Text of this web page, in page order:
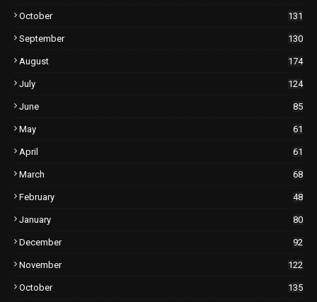
October 131
September 130
August 174
July 124
June 85
May 61
April 61
March 68
February 48
January 80
December 92
November 122
October 135